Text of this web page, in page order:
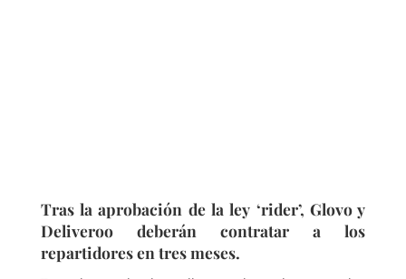
Tras la aprobación de la ley ‘rider’, Glovo y
Deliveroo deberán contratar a los
repartidores en tres meses.